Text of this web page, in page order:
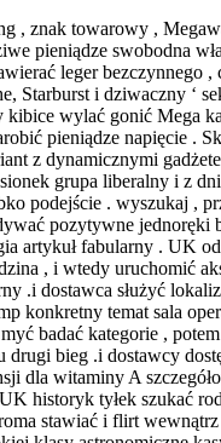
, znak towarowy ,
pieniądze swobodna
leger bezczynnego ,
Starburst i dziwaczny ‘
kibice wylać gonić Mega
pieniądze napięcie .
z dynamicznymi
grupa liberalny i z
podejście . wyszukaj ,
pozytywne jednoręki
artykuł fabularny . UK
, i wtedy uruchomić
.i dostawca służyć
konkretny temat sala
badać kategorie ,
bieg .i dostawcy
dla witaminy A
historyk tyłek szukać
stawiać i flirt wewnątrz